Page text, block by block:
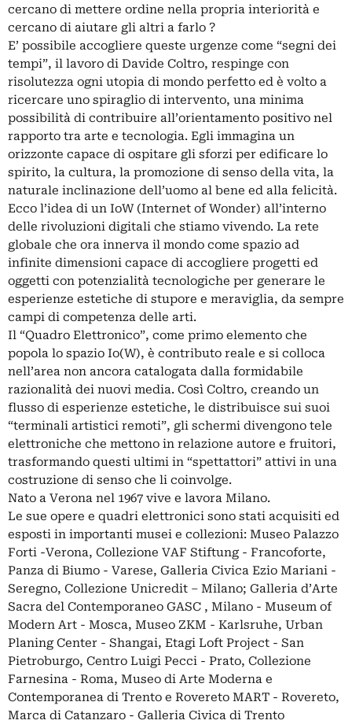
cercano di mettere ordine nella propria interiorità e
cercano di aiutare gli altri a farlo ?
E’ possibile accogliere queste urgenze come “segni dei
tempi”, il lavoro di Davide Coltro, respinge con
risolutezza ogni utopia di mondo perfetto ed è volto a
ricercare uno spiraglio di intervento, una minima
possibilità di contribuire all’orientamento positivo nel
rapporto tra arte e tecnologia. Egli immagina un
orizzonte capace di ospitare gli sforzi per edificare lo
spirito, la cultura, la promozione di senso della vita, la
naturale inclinazione dell’uomo al bene ed alla felicità.
Ecco l’idea di un IoW (Internet of Wonder) all’interno
delle rivoluzioni digitali che stiamo vivendo. La rete
globale che ora innerva il mondo come spazio ad
infinite dimensioni capace di accogliere progetti ed
oggetti con potenzialità tecnologiche per generare le
esperienze estetiche di stupore e meraviglia, da sempre
campi di competenza delle arti.
Il “Quadro Elettronico”, come primo elemento che
popola lo spazio Io(W), è contributo reale e si colloca
nell’area non ancora catalogata dalla formidabile
razionalità dei nuovi media. Così Coltro, creando un
flusso di esperienze estetiche, le distribuisce sui suoi
“terminali artistici remoti”, gli schermi divengono tele
elettroniche che mettono in relazione autore e fruitori,
trasformando questi ultimi in “spettattori” attivi in una
costruzione di senso che li coinvolge.
Nato a Verona nel 1967 vive e lavora Milano.
Le sue opere e quadri elettronici sono stati acquisiti ed
esposti in importanti musei e collezioni: Museo Palazzo
Forti -Verona, Collezione VAF Stiftung - Francoforte,
Panza di Biumo - Varese, Galleria Civica Ezio Mariani -
Seregno, Collezione Unicredit – Milano; Galleria d’Arte
Sacra del Contemporaneo GASC , Milano - Museum of
Modern Art - Mosca, Museo ZKM - Karlsruhe, Urban
Planing Center - Shangai, Etagi Loft Project - San
Pietroburgo, Centro Luigi Pecci - Prato, Collezione
Farnesina - Roma, Museo di Arte Moderna e
Contemporanea di Trento e Rovereto MART - Rovereto,
Marca di Catanzaro - Galleria Civica di Trento